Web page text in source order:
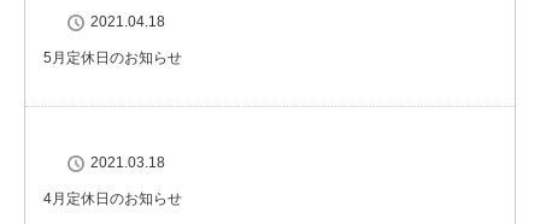
2021.04.18
5月定休日のお知らせ
2021.03.18
4月定休日のお知らせ